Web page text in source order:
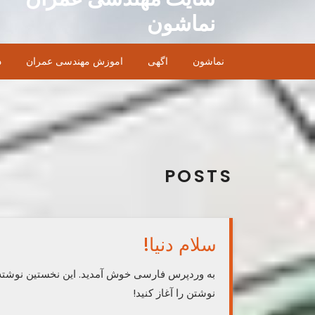
content
نماشون
نماشون اگهی اموزش مهندسی عمران
POSTS
سلام دنیا!
به وردپرس فارسی خوش آمدید.‌ این نخستین
نوشتن را آغاز کنید!